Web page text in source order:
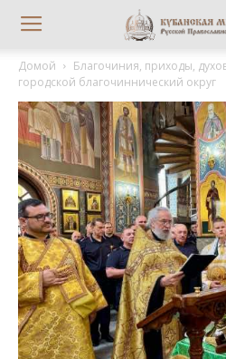
Домой Благочиния, приходы,
городской благочиннический округ